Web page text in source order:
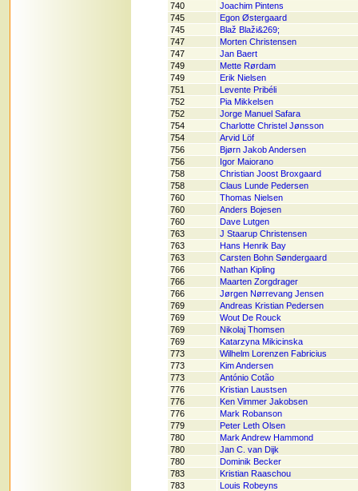
740
Joachim Pintens
745
Egon Østergaard
745
Blaž Blaži&269;
747
Morten Christensen
747
Jan Baert
749
Mette Rørdam
749
Erik Nielsen
751
Levente Pribéli
752
Pia Mikkelsen
752
Jorge Manuel Safara
754
Charlotte Christel Jønsson
754
Arvid Löf
756
Bjørn Jakob Andersen
756
Igor Maiorano
758
Christian Joost Broxgaard
758
Claus Lunde Pedersen
760
Thomas Nielsen
760
Anders Bojesen
760
Dave Lutgen
763
J Staarup Christensen
763
Hans Henrik Bay
763
Carsten Bohn Søndergaard
766
Nathan Kipling
766
Maarten Zorgdrager
766
Jørgen Nørrevang Jensen
769
Andreas Kristian Pedersen
769
Wout De Rouck
769
Nikolaj Thomsen
769
Katarzyna Mikicinska
773
Wilhelm Lorenzen Fabricius
773
Kim Andersen
773
António Cotão
776
Kristian Laustsen
776
Ken Vimmer Jakobsen
776
Mark Robanson
779
Peter Leth Olsen
780
Mark Andrew Hammond
780
Jan C. van Dijk
780
Dominik Becker
783
Kristian Raaschou
783
Louis Robeyns